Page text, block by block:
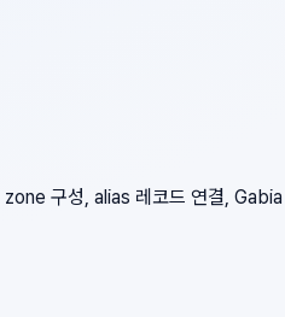
구성, alias 레코드 연결, Gabia